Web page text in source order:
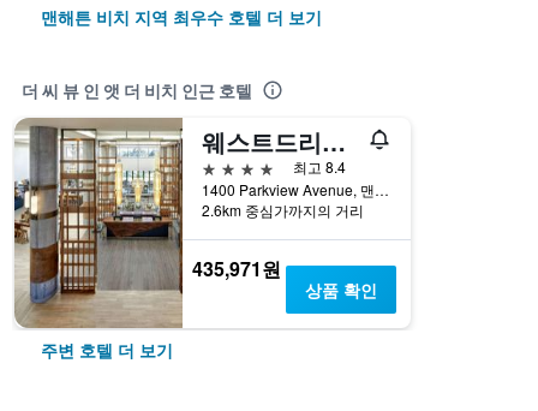
맨해튼 비치 지역 최우수 호텔 더 보기
더 씨 뷰 인 앳 더 비치 인근 호텔
웨스트드리프트 맨하탄 비치 오토그래프 컬렉션
4성급
최고 8.4
1400 Parkview Avenue, 맨해튼 비치, CA, 미국
2.6km 중심가까지의 거리
435,971원
상품 확인
주변 호텔 더 보기